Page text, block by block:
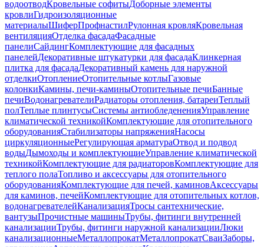
водоотводКровельные софитыДоборные элементы
кровлиГидроизоляционные
материалыШиферПрофнастилРулонная кровляКровельная
вентиляцияОтделка фасадаФасадные
панелиСайдингКомплектующие для фасадных
панелейДекоративные штукатурки для фасадаКлинкерная
плитка для фасадаДекоративный камень для наружной
отделкиОтоплениеОтопительные котлыГазовые
колонкиКамины, печи-каминыОтопительные печиБанные
печиВодонагревателиРадиаторы отопления, батареиТеплый
полТеплые плинтусыСистемы антиобледененияУправление
климатической техникойКомплектующие для отопительного
оборудованияСтабилизаторы напряженияНасосы
циркуляционныеРегулирующая арматураОтвод и подвод
водыДымоходы и комплектующиеУправление климатической
техникойКомплектующие для радиаторовКомплектующие для
теплого полаТопливо и аксессуары для отопительного
оборудованияКомплектующие для печей, каминовАксессуары
для каминов, печейКомплектующие для отопительных котлов,
водонагревателейКанализацияТросы сантехнические,
вантузыПрочистные машиныТрубы, фитинги внутренней
канализацииТрубы, фитинги наружной канализацииЛюки
канализационныеМеталлопрокатМеталлопрокатСваиЗаборы,